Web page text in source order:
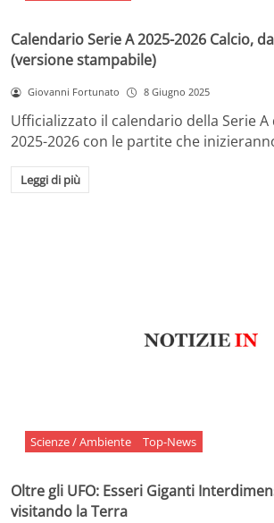
Calendario Serie A 2025-2026 Calcio,
(versione stampabile)
Giovanni Fortunato 8 Giugno 2025
Ufficializzato il calendario della Serie
2025-2026 con le partite che
Leggi di più
Scienze / Ambiente Top-News
Oltre gli UFO: Esseri Giganti
visitando la Terra